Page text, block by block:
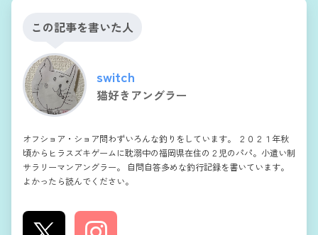
この記事を書いた人
switch
猫好きアングラー
オフショア・ショア問わずいろんな釣りをしています。 ２０２１年秋
頃からヒラスズキゲームに耽溺中の福岡県在住の２児のパパ。小遣い制
サラリーマンアングラー。 自問自答多めな釣行記録を書いています。
よかったら読んでください。